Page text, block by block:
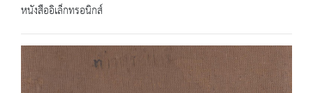
หนังสืออิเล็กทรอนิกส์